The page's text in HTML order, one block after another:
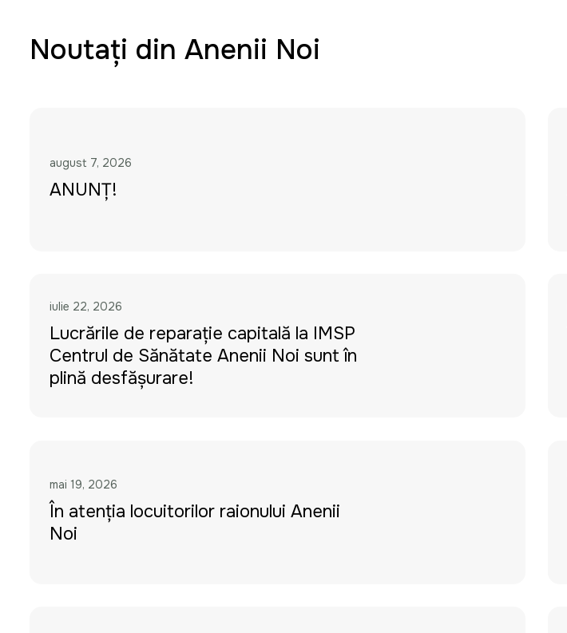
Noutați din Anenii Noi
august 7, 2026
ANUNȚ!
iulie 22, 2026
Lucrările de reparație capitală la IMSP
Centrul de Sănătate Anenii Noi sunt în
plină desfășurare!
mai 19, 2026
În atenția locuitorilor raionului Anenii
Noi